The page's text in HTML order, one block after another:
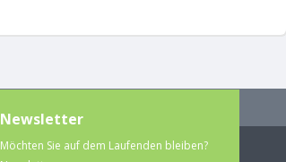
Newsletter
Möchten Sie auf dem Laufenden bleiben?